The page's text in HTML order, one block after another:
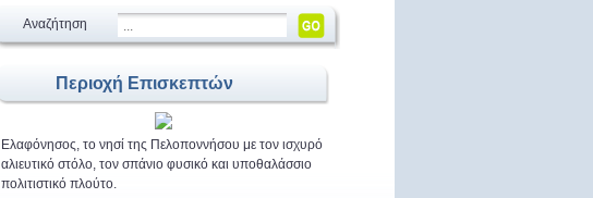
Αναζήτηση
Περιοχή Επισκεπτών
Ελαφόνησος, το νησί της Πελοποννήσου με τον ισχυρό
αλιευτικό στόλο, τον σπάνιο φυσικό και υποθαλάσσιο
πολιτιστικό πλούτο.